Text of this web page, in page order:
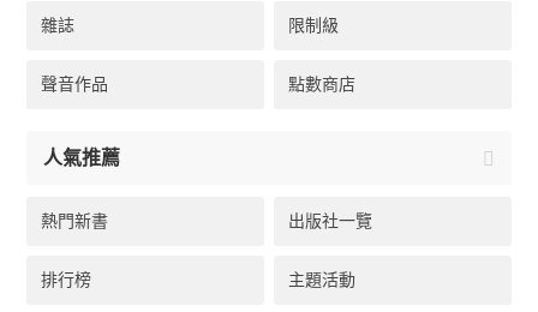
雜誌 限制級
聲音作品 點數商店
人氣推薦
熱門新書 出版社一覽
排行榜 主題活動